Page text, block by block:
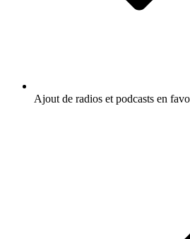
Ajout de radios et podcasts en